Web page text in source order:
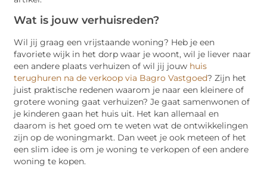
Wat is jouw verhuisreden?
Wil jij graag een vrijstaande woning? Heb je een
favoriete wijk in het dorp waar je woont, wil je liever naar
een andere plaats verhuizen of wil jij jouw huis
terughuren na de verkoop via Bagro Vastgoed? Zijn het
juist praktische redenen waarom je naar een kleinere of
grotere woning gaat verhuizen? Je gaat samenwonen of
je kinderen gaan het huis uit. Het kan allemaal en
daarom is het goed om te weten wat de ontwikkelingen
zijn op de woningmarkt. Dan weet je ook meteen of het
een slim idee is om je woning te verkopen of een andere
woning te kopen.